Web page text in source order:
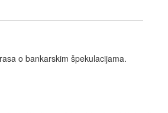
o bankarskim špekulacijama.